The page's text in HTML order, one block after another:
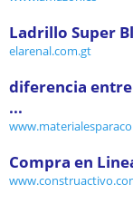
Ladrillo Super
elarenal.com.gt
diferencia
...
Compra en